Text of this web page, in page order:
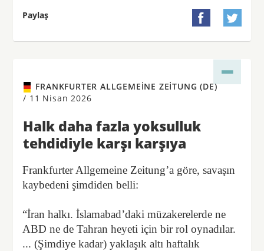
Paylaş  
FRANKFURTER ALLGEMEINE ZEITUNG (DE)
/ 11 Nisan 2026
Halk daha fazla yoksulluk
tehdidiyle karşı karşıya
Frankfurter Allgemeine Zeitung’a göre, savaşın
kaybedeni şimdiden belli:
“İran halkı. İslamabad’daki müzakerelerde ne
ABD ne de Tahran heyeti için bir rol oynadılar.
... (Şimdiye kadar) yaklaşık altı haftalık